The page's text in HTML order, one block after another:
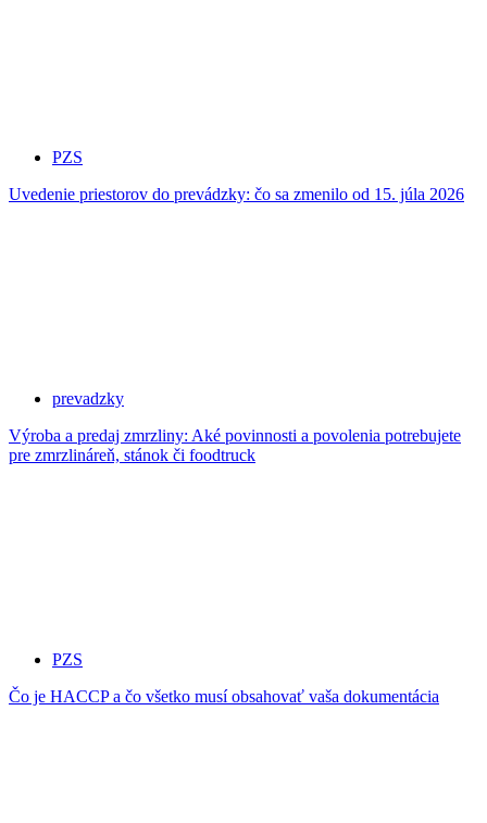
PZS
Uvedenie priestorov do prevádzky: čo sa zmenilo od 15. júla 2026
prevadzky
Výroba a predaj zmrzliny: Aké povinnosti a povolenia potrebujete
pre zmrzlináreň, stánok či foodtruck
PZS
Čo je HACCP a čo všetko musí obsahovať vaša dokumentácia